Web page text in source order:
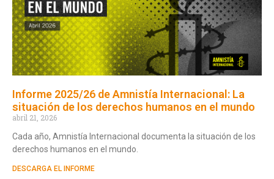
Informe 2025/26 de Amnistía Internacional: La
situación de los derechos humanos en el mundo
abril 21, 2026
Cada año, Amnistía Internacional documenta la situación de los
derechos humanos en el mundo.
DESCARGA EL INFORME